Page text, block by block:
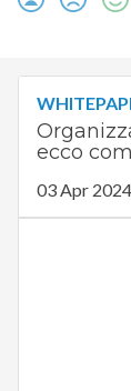
ecco
03 Apr 2024